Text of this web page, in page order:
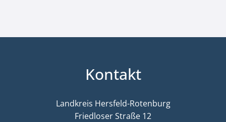
Kontakt
Landkreis Hersfeld-Rotenburg
Friedloser Straße 12